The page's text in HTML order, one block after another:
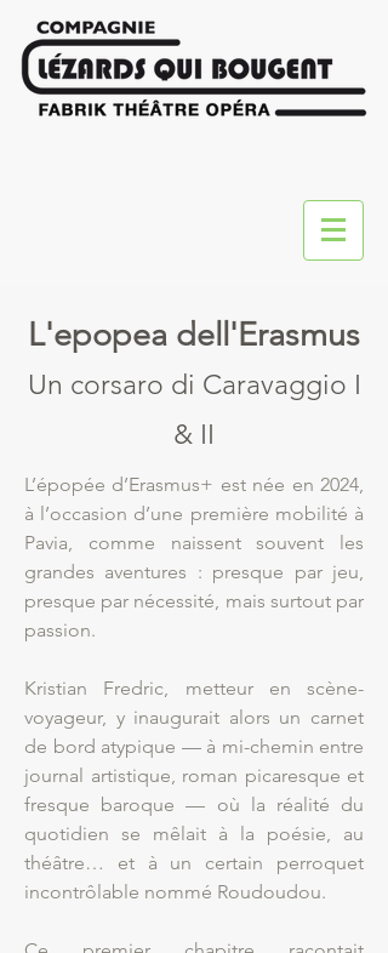
L'epopea dell'Erasmus
Un corsaro di Caravaggio I
& II
L’épopée d’Erasmus+ est née en 2024,
à l’occasion d’une première mobilité à
Pavia, comme naissent souvent les
grandes aventures : presque par jeu,
presque par nécessité, mais surtout par
passion.
Kristian Fredric, metteur en scène-
voyageur, y inaugurait alors un carnet
de bord atypique — à mi-chemin entre
journal artistique, roman picaresque et
fresque baroque — où la réalité du
quotidien se mêlait à la poésie, au
théâtre… et à un certain perroquet
incontrôlable nommé Roudoudou.